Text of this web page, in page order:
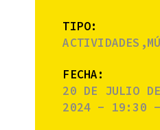
TIPO:
FECHA:
20 DE JULIO DE
2024 - 19:30